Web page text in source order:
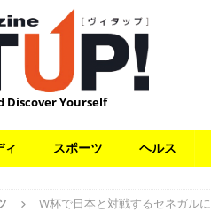
Discover Yourself
ィ スポーツ ヘルス
W杯で日本と対戦するセネガル